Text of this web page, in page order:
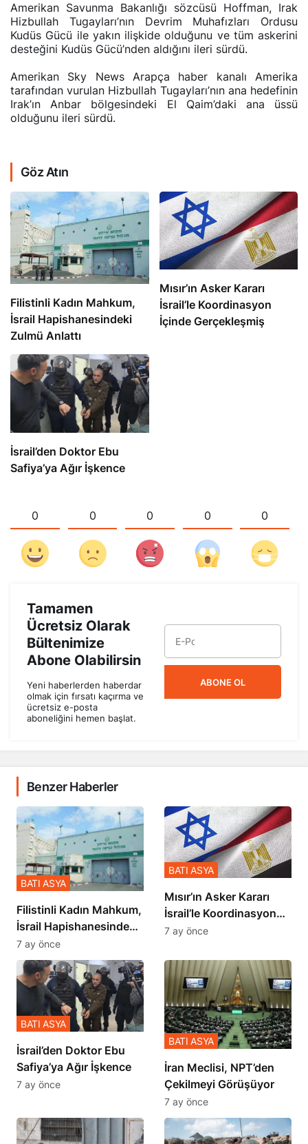
Amerikan Savunma Bakanlığı sözcüsü Hoffman, Irak
Hizbullah Tugayları’nın Devrim Muhafızları Ordusu
Kudüs Gücü ile yakın ilişkide olduğunu ve tüm askerini
desteğini Kudüs Gücü’nden aldığını ileri sürdü.
Amerikan Sky News Arapça haber kanalı Amerika
tarafından vurulan Hizbullah Tugayları’nın ana hedefinin
Irak’ın Anbar bölgesindeki El Qaim’daki ana üssü
olduğunu ileri sürdü.
Göz Atın
Filistinli Kadın Mahkum,
İsrail Hapishanesindeki
Zulmü Anlattı
Mısır’ın Asker Kararı
İsrail’le Koordinasyon
İçinde Gerçekleşmiş
İsrail’den Doktor Ebu
Safiya’ya Ağır İşkence
0 0 0 0 0
Tamamen
Ücretsiz Olarak
Bültenimize
Abone Olabilirsin
Yeni haberlerden haberdar
olmak için fırsatı kaçırma ve
ücretsiz e-posta
aboneliğini hemen başlat.
ABONE OL
Benzer Haberler
Filistinli Kadın Mahkum,
İsrail Hapishanesindeki
Zulmü Anlattı
BATI ASYA
7 ay önce
Mısır’ın Asker Kararı
İsrail’le Koordinasyon
İçinde Gerçekleşmiş
BATI ASYA
7 ay önce
İsrail’den Doktor Ebu
Safiya’ya Ağır İşkence
BATI ASYA
7 ay önce
İran Meclisi, NPT’den
Çekilmeyi Görüşüyor
BATI ASYA
7 ay önce